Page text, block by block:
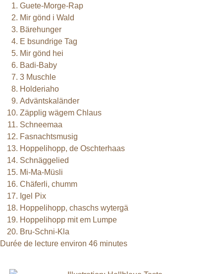
Guete-Morge-Rap
Mir gönd i Wald
Bärehunger
E bsundrige Tag
Mir gönd hei
Badi-Baby
3 Muschle
Holderiaho
Adväntskaländer
Zäpplig wägem Chlaus
Schneemaa
Fasnachtsmusig
Hoppelihopp, de Oschterhaas
Schnäggelied
Mi-Ma-Müsli
Chäferli, chumm
Igel Pix
Hoppelihopp, chaschs wytergä
Hoppelihopp mit em Lumpe
Bru-Schni-Kla
Durée de lecture environ 46 minutes